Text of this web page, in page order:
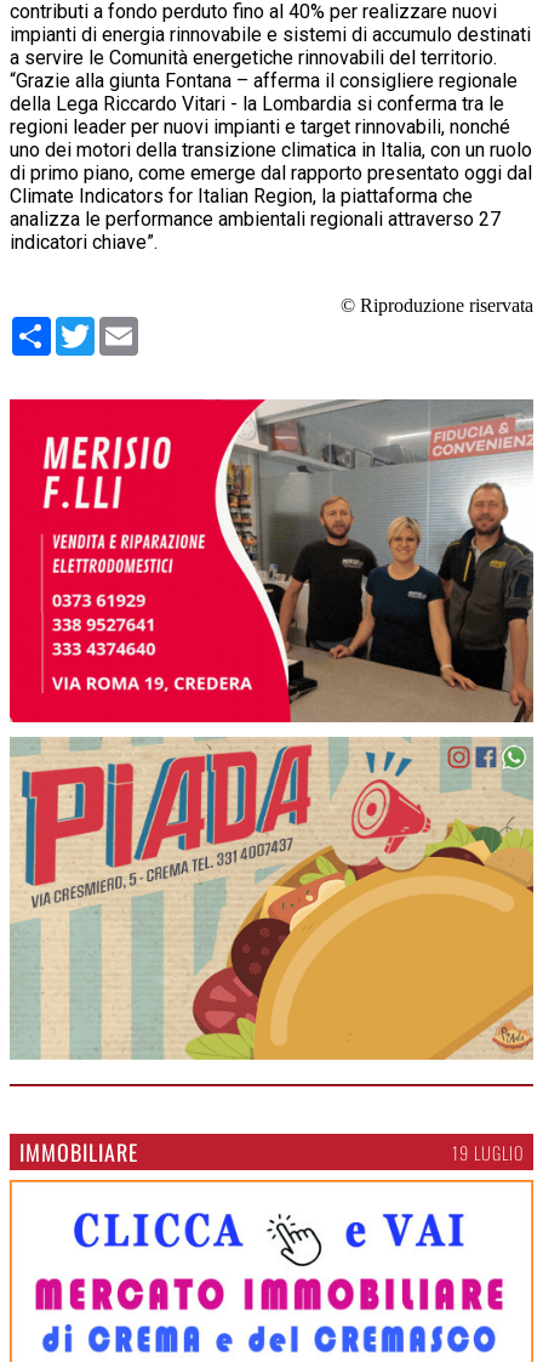
contributi a fondo perduto fino al 40% per realizzare nuovi
impianti di energia rinnovabile e sistemi di accumulo destinati
a servire le Comunità energetiche rinnovabili del territorio.
“Grazie alla giunta Fontana – afferma il consigliere regionale
della Lega Riccardo Vitari - la Lombardia si conferma tra le
regioni leader per nuovi impianti e target rinnovabili, nonché
uno dei motori della transizione climatica in Italia, con un ruolo
di primo piano, come emerge dal rapporto presentato oggi dal
Climate Indicators for Italian Region, la piattaforma che
analizza le performance ambientali regionali attraverso 27
indicatori chiave”.
© Riproduzione riservata
Condividi
Twitter
IMMOBILIARE 19 LUGLIO